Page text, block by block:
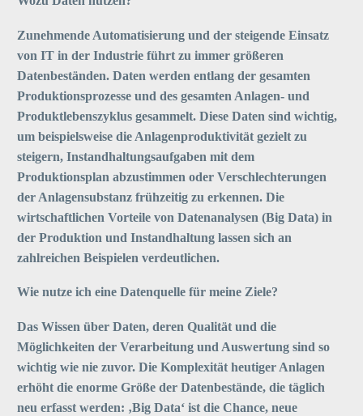
Zunehmende Automatisierung und der steigende Einsatz
von IT in der Industrie führt zu immer größeren
Datenbeständen. Daten werden entlang der gesamten
Produktionsprozesse und des gesamten Anlagen- und
Produktlebenszyklus gesammelt. Diese Daten sind wichtig,
um beispielsweise die Anlagenproduktivität gezielt zu
steigern, Instandhaltungsaufgaben mit dem
Produktionsplan abzustimmen oder Verschlechterungen
der Anlagensubstanz frühzeitig zu erkennen. Die
wirtschaftlichen Vorteile von Datenanalysen (Big Data) in
der Produktion und Instandhaltung lassen sich an
zahlreichen Beispielen verdeutlichen.
Wie nutze ich eine Datenquelle für meine Ziele?
Das Wissen über Daten, deren Qualität und die
Möglichkeiten der Verarbeitung und Auswertung sind so
wichtig wie nie zuvor. Die Komplexität heutiger Anlagen
erhöht die enorme Größe der Datenbestände, die täglich
neu erfasst werden: ‚Big Data‘ ist die Chance, neue